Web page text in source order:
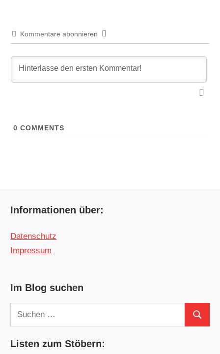
Kommentare abonnieren
0 COMMENTS
Informationen über:
Datenschutz
Impressum
Im Blog suchen
Suchen
nach:
Suchen
Listen zum Stöbern: